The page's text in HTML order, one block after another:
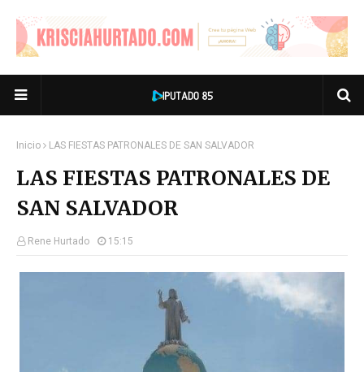
Inicio LAS FIESTAS PATRONALES DE SAN SALVADOR
LAS FIESTAS PATRONALES DE
SAN SALVADOR
Rene Hurtado 15:15